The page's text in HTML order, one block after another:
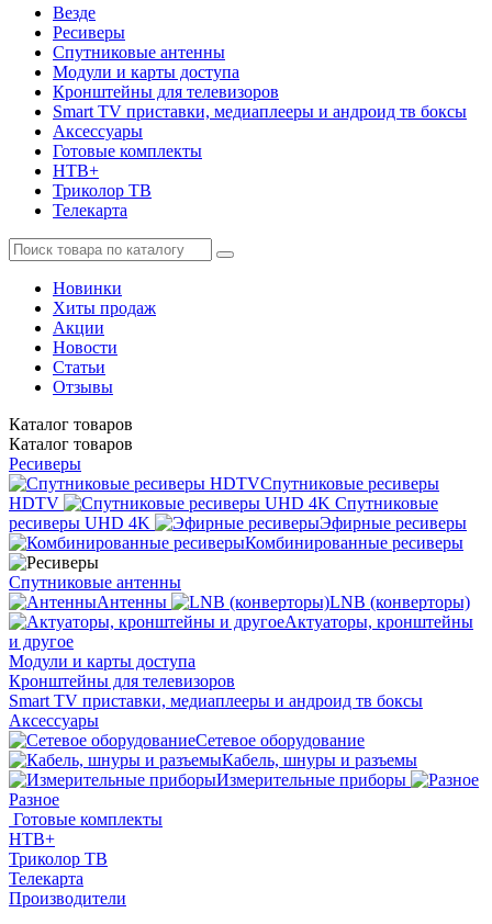
Везде
Ресиверы
Спутниковые антенны
Модули и карты доступа
Кронштейны для телевизоров
Smart TV приставки, медиаплееры и андроид тв боксы
Аксессуары
Готовые комплекты
НТВ+
Триколор ТВ
Телекарта
Новинки
Хиты продаж
Акции
Новости
Статьи
Отзывы
Каталог товаров
Каталог товаров
Ресиверы
Спутниковые ресиверы
HDTV
Спутниковые
ресиверы UHD 4K
Эфирные ресиверы
Комбинированные ресиверы
Спутниковые антенны
Антенны
LNB (конверторы)
Актуаторы, кронштейны
и другое
Модули и карты доступа
Кронштейны для телевизоров
Smart TV приставки, медиаплееры и андроид тв боксы
Аксессуары
Сетевое оборудование
Кабель, шнуры и разъемы
Измерительные приборы
Разное
Готовые комплекты
НТВ+
Триколор ТВ
Телекарта
Производители